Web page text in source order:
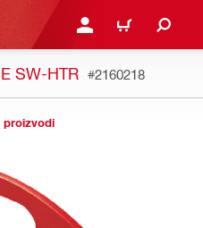
PRIJAVI SE ILI SE
KOŠARICA
SW-HTR #2160218
proizvodi